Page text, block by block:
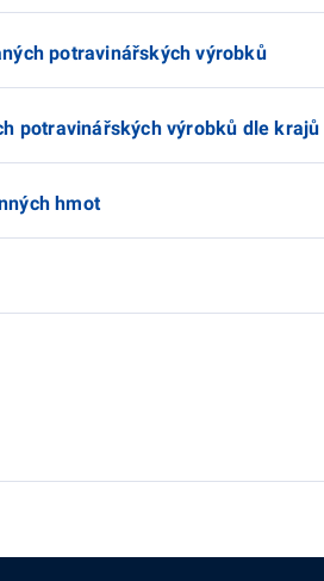
potravinářských výrobků
potravinářských výrobků dle krajů
hmot